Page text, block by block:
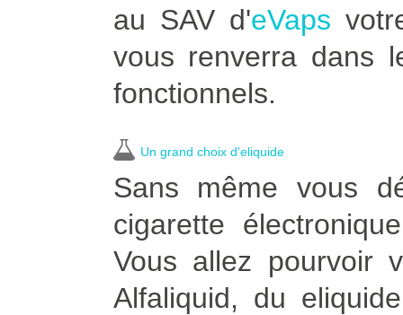
au SAV d'eVaps
vous renverra dans
fonctionnels.
Un grand choix d'eliquide
Sans même vous
cigarette
Vous allez pourvoir
Alfaliquid, du